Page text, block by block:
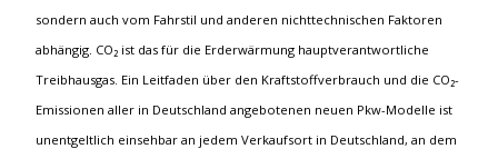
sondern auch vom Fahrstil und anderen nichttechnischen Faktoren
abhängig. CO₂ ist das für die Erderwärmung hauptverantwortliche
Treibhausgas. Ein Leitfaden über den Kraftstoffverbrauch und die CO₂-
Emissionen aller in Deutschland angebotenen neuen Pkw-Modelle ist
unentgeltlich einsehbar an jedem Verkaufsort in Deutschland, an dem